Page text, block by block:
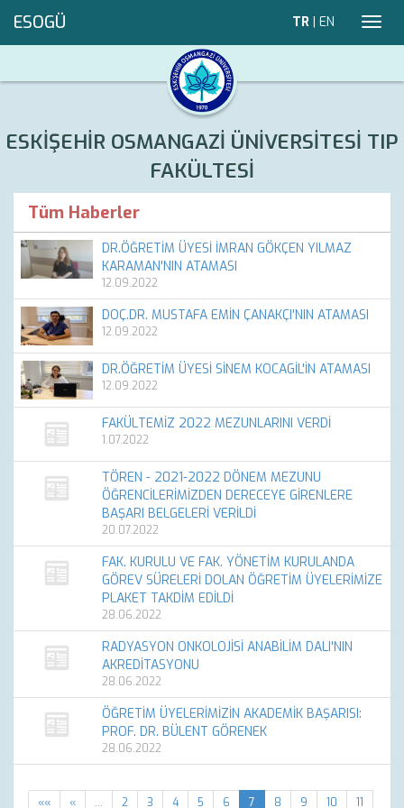
ESOGÜ TR | EN
ESKİŞEHİR OSMANGAZİ ÜNİVERSİTESİ TIP
FAKÜLTESİ
Tüm Haberler
DR.ÖĞRETİM ÜYESİ İMRAN GÖKÇEN YILMAZ
KARAMAN'NIN ATAMASI
12.09.2022
DOÇ.DR. MUSTAFA EMİN ÇANAKÇI'NIN ATAMASI
12.09.2022
DR.ÖĞRETİM ÜYESİ SİNEM KOCAGİL'İN ATAMASI
12.09.2022
FAKÜLTEMİZ 2022 MEZUNLARINI VERDİ
1.07.2022
TÖREN - 2021-2022 DÖNEM MEZUNU
ÖĞRENCİLERİMİZDEN DERECEYE GİRENLERE
BAŞARI BELGELERİ VERİLDİ
20.07.2022
FAK. KURULU VE FAK. YÖNETİM KURULANDA
GÖREV SÜRELERİ DOLAN ÖĞRETİM ÜYELERİMİZE
PLAKET TAKDİM EDİLDİ
28.06.2022
RADYASYON ONKOLOJİSİ ANABİLİM DALI'NIN
AKREDİTASYONU
28.06.2022
ÖĞRETİM ÜYELERİMİZİN AKADEMİK BAŞARISI:
PROF. DR. BÜLENT GÖRENEK
28.06.2022
«« « … 2 3 4 5 6 7 8 9 10 11